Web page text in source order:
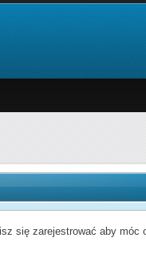
się zarejestrować aby